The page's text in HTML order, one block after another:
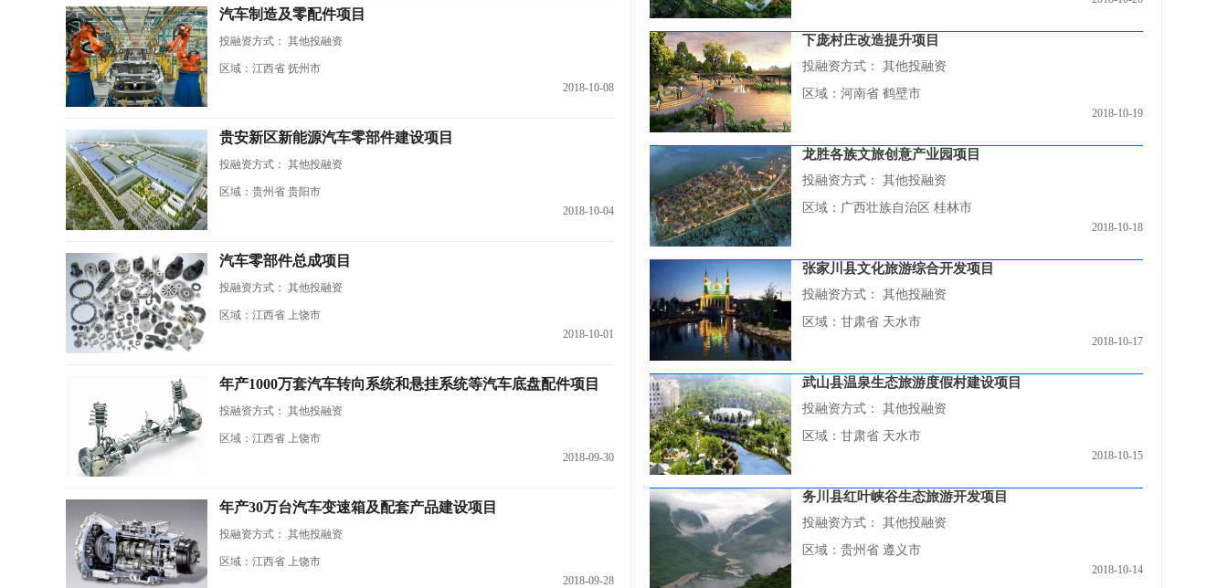
汽车制造及零配件项目
投融资方式： 其他投融资
区域：江西省 抚州市
2018-10-08
贵安新区新能源汽车零部件建设项目
投融资方式： 其他投融资
区域：贵州省 贵阳市
2018-10-04
汽车零部件总成项目
投融资方式： 其他投融资
区域：江西省 上饶市
2018-10-01
年产1000万套汽车转向系统和悬挂系统等汽车底盘配件项目
投融资方式： 其他投融资
区域：江西省 上饶市
2018-09-30
年产30万台汽车变速箱及配套产品建设项目
投融资方式： 其他投融资
区域：江西省 上饶市
2018-09-28
下庞村庄改造提升项目
投融资方式：
其他投融资
区域：河南省 鹤壁市
2018-10-19
龙胜各族文旅创意产业园项目
投融资方式：
其他投融资
区域：广西壮族自治区 桂林市
2018-10-18
张家川县文化旅游综合开发项目
投融资方式：
其他投融资
区域：甘肃省 天水市
2018-10-17
武山县温泉生态旅游度假村建设项目
投融资方式：
其他投融资
区域：甘肃省 天水市
2018-10-15
务川县红叶峡谷生态旅游开发项目
投融资方式：
其他投融资
区域：贵州省 遵义市
2018-10-14